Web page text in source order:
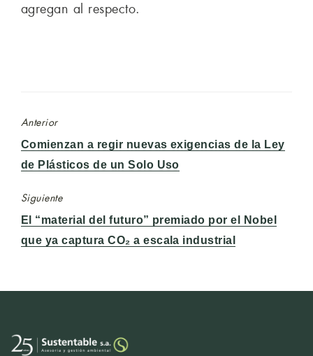
agregan al respecto.
Anterior
Entrada
anterior:
Comienzan a regir nuevas exigencias de la Ley
de Plásticos de un Solo Uso
Siguiente
Entrada
siguiente:
El “material del futuro” premiado por el Nobel
que ya captura CO₂ a escala industrial